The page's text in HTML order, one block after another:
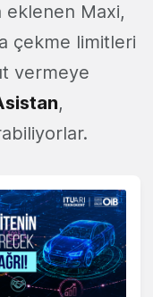
eklenen Maxi,
çekme limitleri
vermeye
,